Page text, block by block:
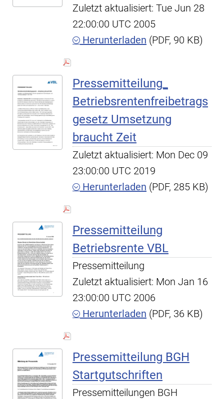
Zuletzt aktualisiert: Tue Jun 28
22:00:00 UTC 2005
Herunterladen (PDF, 90 KB)
Pressemitteilung_
Betriebsrentenfreibetrags
gesetz Umsetzung
braucht Zeit
Zuletzt aktualisiert: Mon Dec 09
23:00:00 UTC 2019
Herunterladen (PDF, 285 KB)
Pressemitteilung
Betriebsrente VBL
Pressemitteilung
Zuletzt aktualisiert: Mon Jan 16
23:00:00 UTC 2006
Herunterladen (PDF, 36 KB)
Pressemitteilung BGH
Startgutschriften
Pressemitteilungen BGH